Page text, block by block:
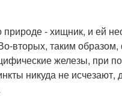
- хищник, и ей
вторых, таким образом,
железы, при
никуда не